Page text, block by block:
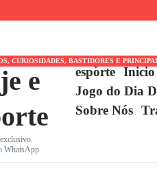
x Casper Ruud: Onde assistir ao vivo, horário
do Mundo 2026, Ferran Torres pode trocar
e
WhatsApp
esporte
BASTIDORES E
Inicio
Jogo do Dia
Sobre Nós